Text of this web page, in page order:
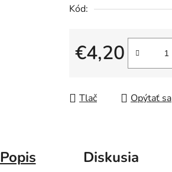
Kód:
€4,20
Jednotková cena:
Tlač Opýtať sa
Popis Diskusia